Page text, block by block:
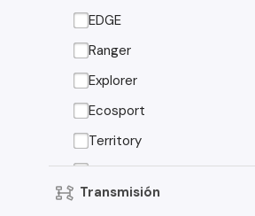
EDGE
Ranger
Explorer
Ecosport
Territory
Focus
Bronco
Transmisión